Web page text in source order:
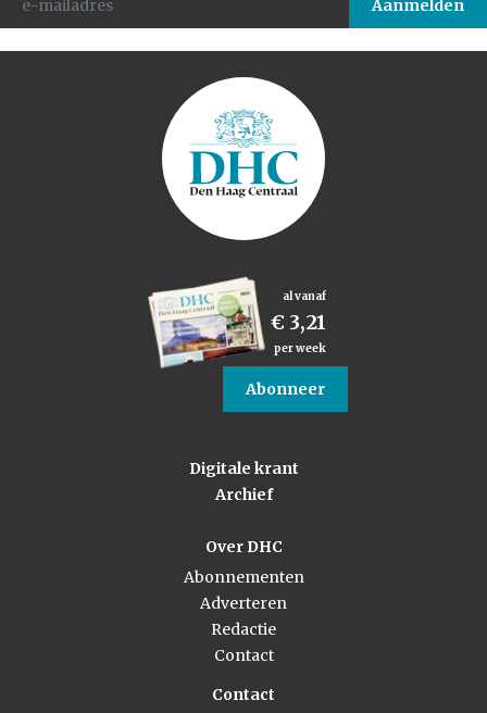
al vanaf
€ 3,21
per week
Abonneer
Digitale krant
Archief
Over DHC
Abonnementen
Adverteren
Redactie
Contact
Contact